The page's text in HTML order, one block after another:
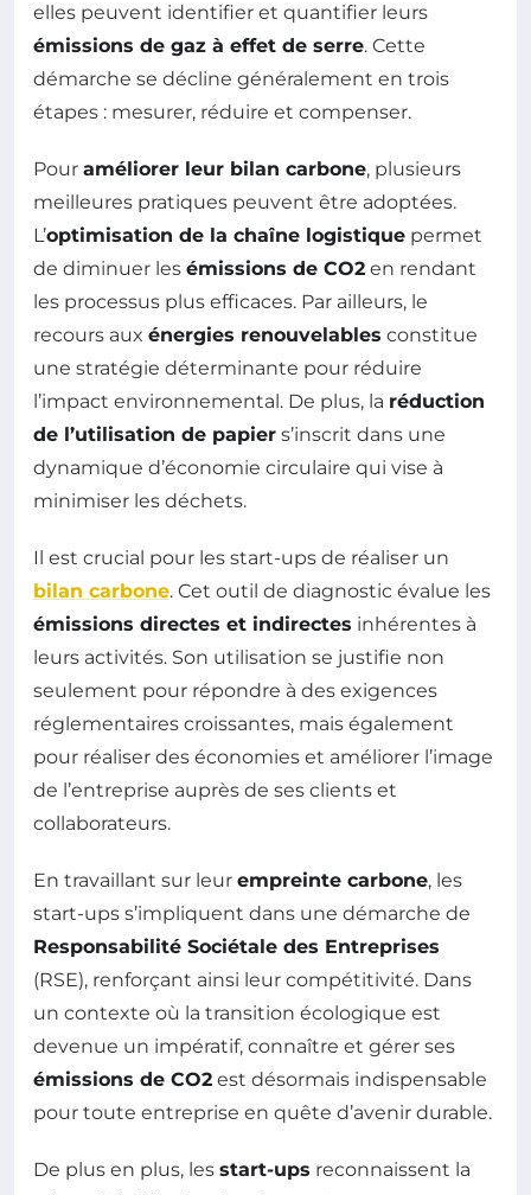
elles peuvent identifier et quantifier leurs
émissions de gaz à effet de serre. Cette
démarche se décline généralement en trois
étapes : mesurer, réduire et compenser.
Pour améliorer leur bilan carbone, plusieurs
meilleures pratiques peuvent être adoptées.
L’optimisation de la chaîne logistique permet
de diminuer les émissions de CO2 en rendant
les processus plus efficaces. Par ailleurs, le
recours aux énergies renouvelables constitue
une stratégie déterminante pour réduire
l’impact environnemental. De plus, la réduction
de l’utilisation de papier s’inscrit dans une
dynamique d’économie circulaire qui vise à
minimiser les déchets.
Il est crucial pour les start-ups de réaliser un
bilan carbone. Cet outil de diagnostic évalue les
émissions directes et indirectes inhérentes à
leurs activités. Son utilisation se justifie non
seulement pour répondre à des exigences
réglementaires croissantes, mais également
pour réaliser des économies et améliorer l’image
de l’entreprise auprès de ses clients et
collaborateurs.
En travaillant sur leur empreinte carbone, les
start-ups s’impliquent dans une démarche de
Responsabilité Sociétale des Entreprises
(RSE), renforçant ainsi leur compétitivité. Dans
un contexte où la transition écologique est
devenue un impératif, connaître et gérer ses
émissions de CO2 est désormais indispensable
pour toute entreprise en quête d’avenir durable.
De plus en plus, les start-ups reconnaissent la